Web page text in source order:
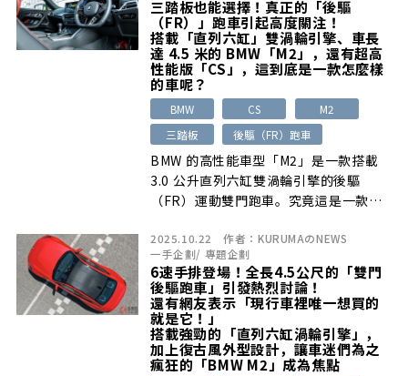
三踏板也能選擇！真正的「後驅
（FR）」跑車引起高度關注！
搭載「直列六缸」雙渦輪引擎、車長
達 4.5 米的 BMW「M2」，還有超高
性能版「CS」，這到底是一款怎麼樣
的車呢？
BMW CS
M2
三踏板
後驅（FR）跑車
BMW 的高性能車型「M2」是一款搭載
3.0 公升直列六缸雙渦輪引擎的後驅
（FR）運動雙門跑車。究竟這是一款
2025.10.22 作者： KURUMAのNEWS
一手企劃/ 專題企劃
6速手排登場！全長4.5公尺的「雙門
後驅跑車」引發熱烈討論！
還有網友表示「現行車裡唯一想買的
就是它！」
搭載強勁的「直列六缸渦輪引擎」，
加上復古風外型設計，讓車迷們為之
瘋狂的「BMW M2」成為焦點